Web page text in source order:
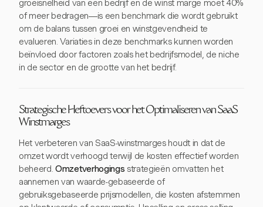
groeisnelheid van een bedrijf en de winst marge moet 40%
of meer bedragen—is een benchmark die wordt gebruikt
om de balans tussen groei en winstgevendheid te
evalueren. Variaties in deze benchmarks kunnen worden
beïnvloed door factoren zoals het bedrijfsmodel, de niche
in de sector en de grootte van het bedrijf.
Strategische Heftoevers voor het Optimaliseren van SaaS
Winstmarges
Het verbeteren van SaaS-winstmarges houdt in dat de
omzet wordt verhoogd terwijl de kosten effectief worden
beheerd.Omzetverhogings strategieën omvatten het
aannemen van waarde-gebaseerde of
gebruiksgebaseerde prijsmodellen, die kosten afstemmen